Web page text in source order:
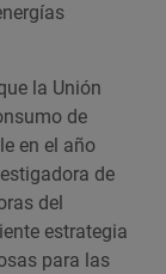
la Unión
de
en el año
de
del
estrategia
para las